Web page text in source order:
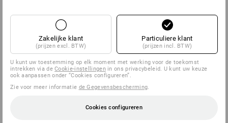
Zakelijke klant
(prijzen excl. BTW)
Particuliere klant
(prijzen incl. BTW)
U kunt uw toestemming op elk moment met werking voor de toekomst
intrekken via deCookie-instellingenin ons privacybeleid. U kunt uw keuze
ook aanpassen onder “Cookies configureren”.
Zie voor meer informatie de Gegevensbescherming.
Cookies configureren